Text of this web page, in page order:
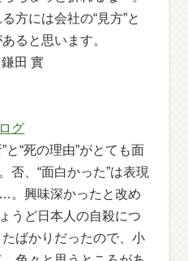
方には会社の“見方”と
ると思います。
田 實
グ
と“死の理由”がとても面
否、“面白かった”は表現
。興味深かったと改め
うど日本人の自殺につ
ばかりだったので、小